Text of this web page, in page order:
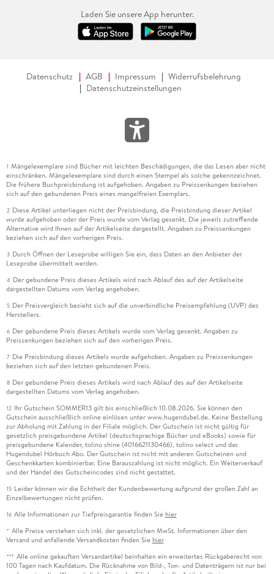
Laden Sie unsere App herunter.
Datenschutz AGB Impressum
Widerrufsbelehrung
Datenschutzeinstellungen
1 Mängelexemplare sind Bücher mit leichten Beschädigungen, die das Lesen aber nicht
einschränken. Mängelexemplare sind durch einen Stempel als solche gekennzeichnet.
Die frühere Buchpreisbindung ist aufgehoben. Angaben zu Preissenkungen beziehen
sich auf den gebundenen Preis eines mangelfreien Exemplars.
2 Diese Artikel unterliegen nicht der Preisbindung, die Preisbindung dieser Artikel
wurde aufgehoben oder der Preis wurde vom Verlag gesenkt. Die jeweils zutreffende
Alternative wird Ihnen auf der Artikelseite dargestellt. Angaben zu Preissenkungen
beziehen sich auf den vorherigen Preis.
3 Durch Öffnen der Leseprobe willigen Sie ein, dass Daten an den Anbieter der
Leseprobe übermittelt werden.
4 Der gebundene Preis dieses Artikels wird nach Ablauf des auf der Artikelseite
dargestellten Datums vom Verlag angehoben.
5 Der Preisvergleich bezieht sich auf die unverbindliche Preisempfehlung (UVP) des
Herstellers.
6 Der gebundene Preis dieses Artikels wurde vom Verlag gesenkt. Angaben zu
Preissenkungen beziehen sich auf den vorherigen Preis.
7 Die Preisbindung dieses Artikels wurde aufgehoben. Angaben zu Preissenkungen
beziehen sich auf den letzten gebundenen Preis.
8 Der gebundene Preis dieses Artikels wird nach Ablauf des auf der Artikelseite
dargestellten Datums vom Verlag angehoben.
12 Ihr Gutschein SOMMER13 gilt bis einschließlich 10.08.2026. Sie können den
Gutschein ausschließlich online einlösen unter www.hugendubel.de. Keine Bestellung
zur Abholung mit Zahlung in der Filiale möglich. Der Gutschein ist nicht gültig für
gesetzlich preisgebundene Artikel (deutschsprachige Bücher und eBooks) sowie für
preisgebundene Kalender, tolino shine (4016621130466), tolino select und das
Hugendubel Hörbuch Abo. Der Gutschein ist nicht mit anderen Gutscheinen und
Geschenkkarten kombinierbar. Eine Barauszahlung ist nicht möglich. Ein Weiterverkauf
und der Handel des Gutscheincodes sind nicht gestattet.
15 Leider können wir die Echtheit der Kundenbewertung aufgrund der großen Zahl an
Einzelbewertungen nicht prüfen.
16 Alle Informationen zur Tiefpreisgarantie finden Sie hier
* Alle Preise verstehen sich inkl. der gesetzlichen MwSt. Informationen über den
Versand und anfallende Versandkosten finden Sie hier
*** Alle online gekauften Versandartikel beinhalten ein erweitertes Rückgaberecht von
100 Tagen nach Kaufdatum. Die Rücknahme von Bild-, Ton- und Datenträgern ist nur bei